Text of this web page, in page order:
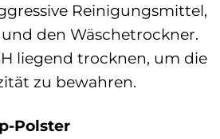
Reinigungsmittel,
den Wäschetrockner.
liegend trocknen, um die
zu bewahren.
Polster